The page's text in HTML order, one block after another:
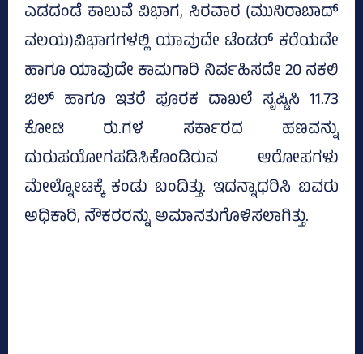
ಎಡದಂಡೆ ಕಾಲುವೆ ವಿಭಾಗ, ಸಿರವಾರ (ಮುನಿರಾಬಾದ್‌
ವಲಯ)ವಿಭಾಗಗಳಲ್ಲಿ ಯಾವುದೇ ಟೆಂಡರ್‌ ಕರೆಯದೇ
ಹಾಗೂ ಯಾವುದೇ ಕಾಮಗಾರಿ ನಿರ್ವಹಿಸದೇ 20 ನಕಲಿ
ಬಿಲ್ ಹಾಗೂ ಇತರೆ ಪೂರಕ ದಾಖಲೆ ಸೃಷ್ಟಿಸಿ 11.73
ಕೋಟಿ ರು.ಗಳ ಸರ್ಕಾರದ ಹಣವನ್ನು
ದುರುಪಯೋಗಪಡಿಸಿಕೊಂಡಿರುವ ಆರೋಪಗಳು
ಮೇಲ್ನೋಟಕ್ಕೆ ಕಂಡು ಬಂದಿತ್ತು. ಇದನ್ನಾಧರಿಸಿ ಐವರು
ಅಧಿಕಾರಿ, ನೌಕರರನ್ನು ಅಮಾನತುಗೊಳಿಸಲಾಗಿತ್ತು.